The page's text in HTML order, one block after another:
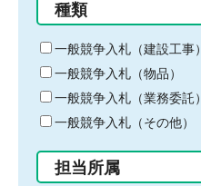
る
キ
ー
ワ
ー
ド
入
力
種類
一般競争入札（建設工事）
一般競争入札（物品）
一般競争入札（業務委託）
一般競争入札（その他）
担当所属